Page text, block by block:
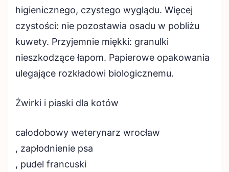
higienicznego, czystego wyglądu. Więcej
czystości: nie pozostawia osadu w pobliżu
kuwety. Przyjemnie miękki: granulki
nieszkodzące łapom. Papierowe opakowania
ulegające rozkładowi biologicznemu.
Żwirki i piaski dla kotów
całodobowy weterynarz wrocław
, zapłodnienie psa
, pudel francuski